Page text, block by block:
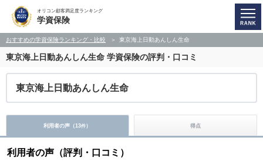
オリコン顧客満足度ランキング
学資保険
おすすめの学資保険ランキング・比較 東京海上日動あんしん生命
東京海上日動あんしん生命 学資保険の評判・口コミ
東京海上日動あんしん生命
利用者の声（13件） 得点
利用者の声（評判・口コミ）